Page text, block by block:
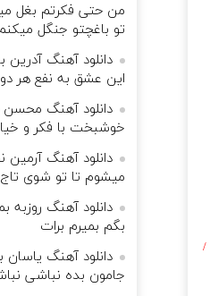
/
من حتی فکرتم بغل
تو باغچتو جنگل
دانلود آهنگ
این عشق به نفع هر
دانلود آهنگ محسن
خوشبخت با فکر و
دانلود آهنگ
میشوم تا تو شوی
دانلود آهنگ
بگم بمیرم برات
دانلود آهنگ یاسان
جامون بده نباشی